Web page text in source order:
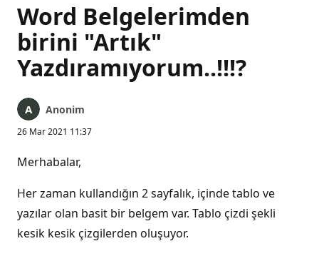
Word Belgelerimden
birini "Artık"
Yazdıramıyorum..!!!?
Anonim
26 Mar 2021 11:37
Merhabalar,
Her zaman kullandığın 2 sayfalık, içinde tablo ve
yazılar olan basit bir belgem var. Tablo çizdi şekli
kesik kesik çizgilerden oluşuyor.